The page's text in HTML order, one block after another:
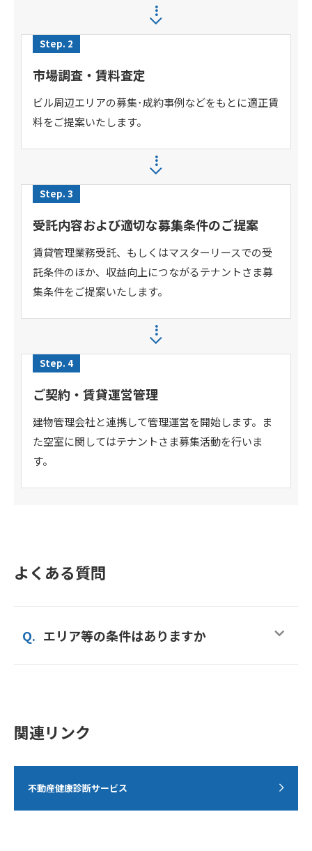
Step. 2
市場調査・賃料査定
ビル周辺エリアの募集･成約事例などをもとに適正賃
料をご提案いたします。
Step. 3
受託内容および適切な募集条件のご提案
賃貸管理業務受託、もしくはマスターリースでの受
託条件のほか、収益向上につながるテナントさま募
集条件をご提案いたします。
Step. 4
ご契約・賃貸運営管理
建物管理会社と連携して管理運営を開始します。ま
た空室に関してはテナントさま募集活動を行いま
す。
よくある質問
Q. エリア等の条件はありますか
関連リンク
不動産健康診断サービス